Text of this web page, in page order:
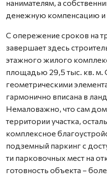
нанимателям, а
денежную компенсацию и
С опережение сроков на
завершает здесь
этажного жилого
площадью 29,5 тыс. кв. м.
геометрическими
гармонично вписана в
Немаловажно, что сам дом
территории участка,
комплексное
подземный паркинг с
ти парковочных мест на
готовность объекта –